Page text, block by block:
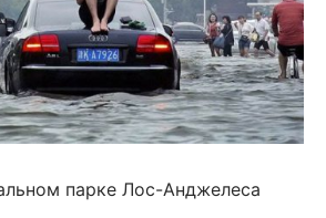
парке Лос-Анджелеса